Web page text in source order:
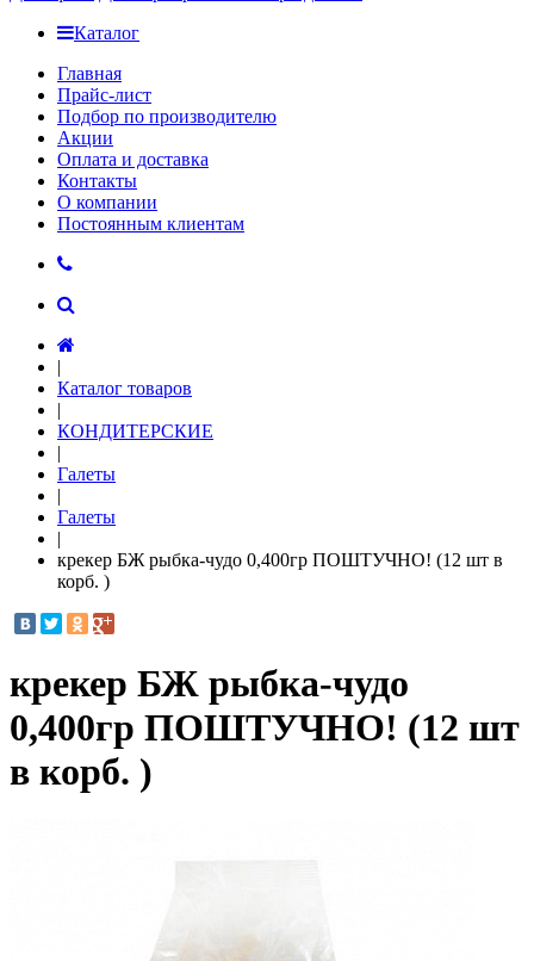
Каталог
Главная
Прайс-лист
Подбор по производителю
Акции
Оплата и доставка
Контакты
О компании
Постоянным клиентам
|
Каталог товаров
|
КОНДИТЕРСКИЕ
|
Галеты
|
Галеты
|
крекер БЖ рыбка-чудо 0,400гр ПОШТУЧНО! (12 шт в
корб. )
крекер БЖ рыбка-чудо
0,400гр ПОШТУЧНО! (12 шт
в корб. )